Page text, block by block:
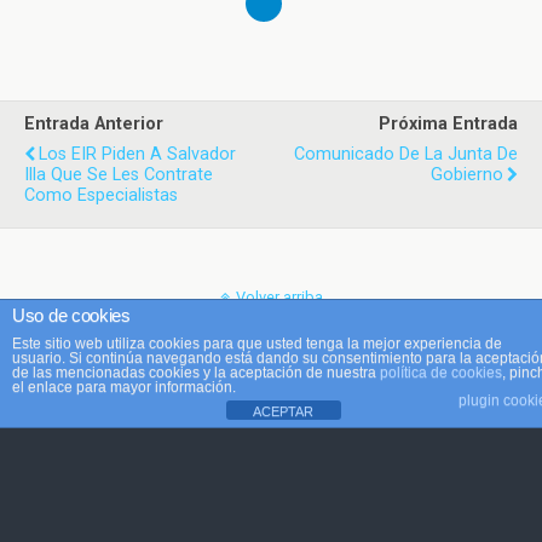
Entrada Anterior
Los EIR Piden A Salvador
Illa Que Se Les Contrate
Como Especialistas
Próxima Entrada
Comunicado De La Junta De
Gobierno
Volver arriba
Móvil Escritorio
Uso de cookies
Este sitio web utiliza cookies para que usted tenga la mejor experiencia de
usuario. Si continúa navegando está dando su consentimiento para la
de las mencionadas cookies y la aceptación de nuestra política de cookies ,
el enlace para mayor información.
plugin
ACEPTAR